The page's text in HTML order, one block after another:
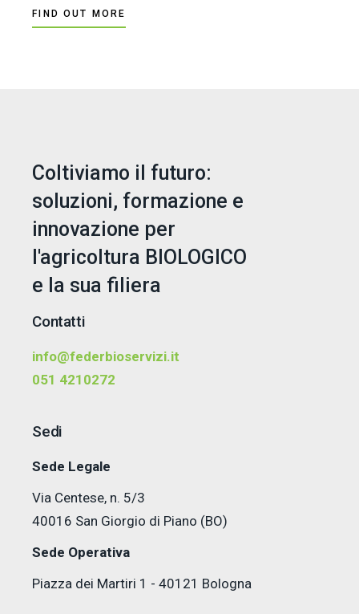
FIND OUT MORE
Coltiviamo il futuro:
soluzioni, formazione e
innovazione per
l'agricoltura BIOLOGICO
e la sua filiera
Contatti
info@federbioservizi.it
051 4210272
Sedi
Sede Legale
Via Centese, n. 5/3
40016 San Giorgio di Piano (BO)
Sede Operativa
Piazza dei Martiri 1 - 40121 Bologna